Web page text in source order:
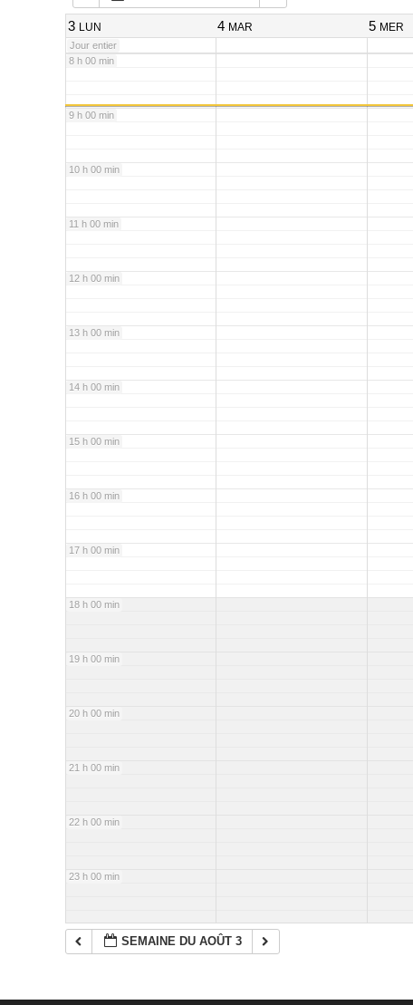
3 LUN 4 MAR 5 MER
Jour entier
7 h 00 min
8 h 00 min
9 h 00 min
10 h 00 min
11 h 00 min
12 h 00 min
13 h 00 min
14 h 00 min
15 h 00 min
16 h 00 min
17 h 00 min
18 h 00 min
19 h 00 min
20 h 00 min
21 h 00 min
22 h 00 min
23 h 00 min
SEMAINE DU AOÛT 3